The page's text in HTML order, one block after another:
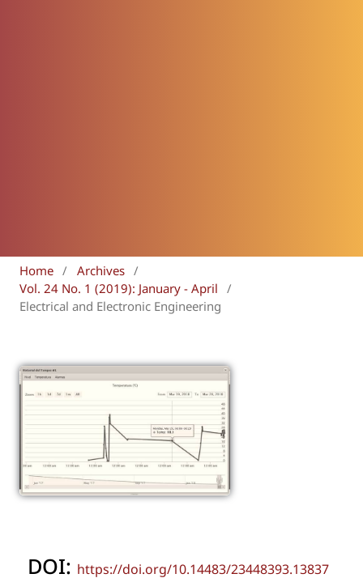
Home / Archives /
Vol. 24 No. 1 (2019): January - April
/
Electrical and Electronic Engineering
DOI: https://doi.org/10.14483/23448393.13837